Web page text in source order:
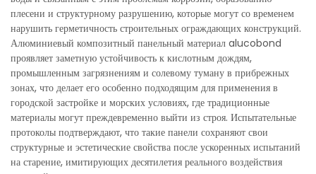
плесени и структурному разрушению, которые могут со временем
нарушить герметичность строительных ограждающих конструкций.
Алюминиевый композитный панельный материал alucobond
проявляет заметную устойчивость к кислотным дождям,
промышленным загрязнениям и солевому туману в прибрежных
зонах, что делает его особенно подходящим для применения в
городской застройке и морских условиях, где традиционные
материалы могут преждевременно выйти из строя. Испытательные
протоколы подтверждают, что такие панели сохраняют свои
структурные и эстетические свойства после ускоренных испытаний
на старение, имитирующих десятилетия реального воздействия